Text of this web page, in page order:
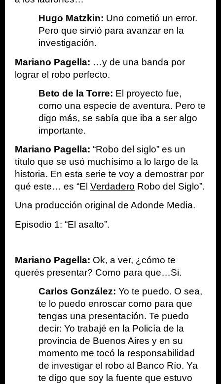
Hugo Matzkin: Uno cometió un error.
Pero que sirvió para avanzar en la
investigación.
Mariano Pagella: …y de una banda por
lograr el robo perfecto.
Beto de la Torre: El proyecto fue,
como una especie de aventura. Pero te
digo más, se sabía que iba a ser algo
importante.
Mariano Pagella: “Robo del siglo” es un
título que se usó muchísimo a lo largo de la
historia. En esta serie te voy a demostrar por
qué este… es “El Verdadero Robo del Siglo”.
Una producción original de Adonde Media.
Episodio 1: “El asalto”.
Mariano Pagella: Ok, a ver, ¿cómo te
querés presentar? Como para que…Si.
Carlos González: Yo te puedo. O sea,
te lo puedo enroscar como para que
tengas una presentación. Te puedo
decir: Yo trabajé en la Policía de la
provincia de Buenos Aires y en su
momento me tocó la responsabilidad
de investigar el robo al Banco Río. Ya
te digo que soy la fuente que estuvo